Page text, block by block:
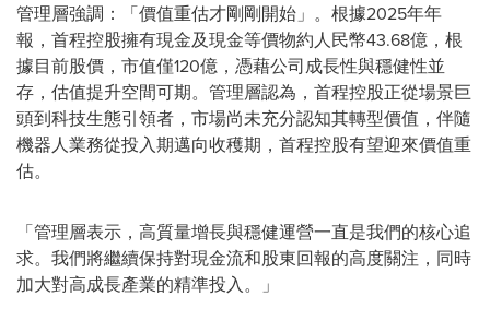
管理層強調： 「價值重估才剛剛開始 」 。根據2025年年
報，首程控股擁有現金及現金等價物約人民幣43.68億，根
據目前股價，市值僅120億，憑藉公司成長性與穩健性並
存，估值提升空間可期。管理層認為，首程控股正從場景巨
頭到科技生態引領者，市場尚未充分認知其轉型價值，伴隨
機器人業務從投入期邁向收穫期，首程控股有望迎來價值重
估。
「管理層表示，高質量增長與穩健運營一直是我們的核心追
求。我們將繼續保持對現金流和股東回報的高度關注，同時
加大對高成長產業的精準投入。
」